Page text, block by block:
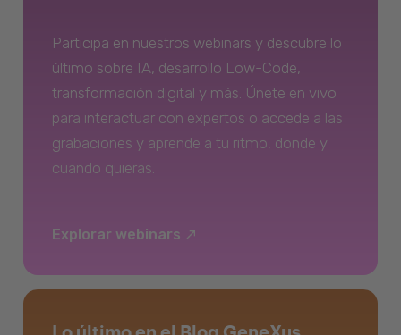
Participa en nuestros webinars y descubre lo
último sobre IA, desarrollo Low-Code,
transformación digital y más. Únete en vivo
para interactuar con expertos o accede a las
grabaciones y aprende a tu ritmo, donde y
cuando quieras.
Explorar webinars